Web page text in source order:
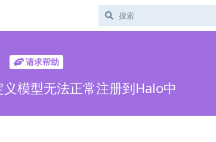
请求帮助
义模型无法正常注册到Halo中